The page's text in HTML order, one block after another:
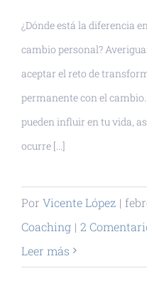
¿Dónde está la diferencia
cambio personal?
aceptar el reto de
permanente con el
pueden influir en tu vida,
ocurre [...]
Por Vicente López |
Coaching | 2
Leer más